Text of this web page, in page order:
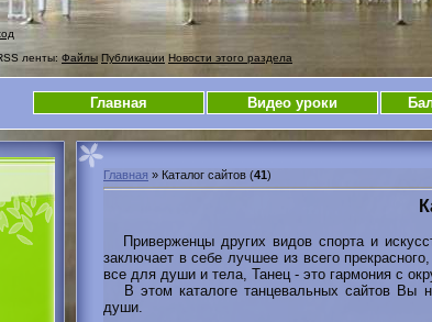
ленты: Файлы Публикации Новости этого раздела
Главная Видео уроки
Главная » Каталог сайтов (41)
Приверженцы других видов спорта и
заключает в себе лучшее из всего
все для души и тела, Танец - это гармония с
В этом каталоге танцевальных сайтов Вы
души.